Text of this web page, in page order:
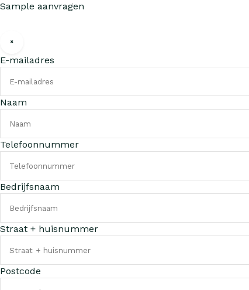
Sample aanvragen
E-mailadres
Naam
Telefoonnummer
Bedrijfsnaam
Straat + huisnummer
Postcode